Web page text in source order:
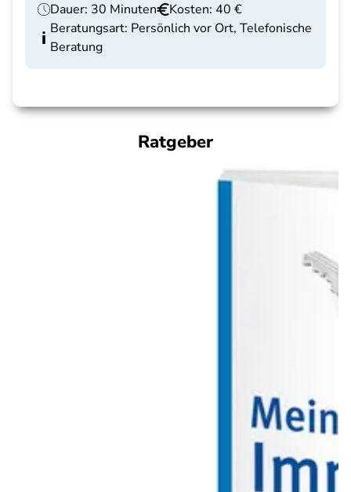
Dauer: 30 Minuten
Kosten: 40 €
Beratungsart: Persönlich vor Ort, Telefonische
Beratung
Ratgeber